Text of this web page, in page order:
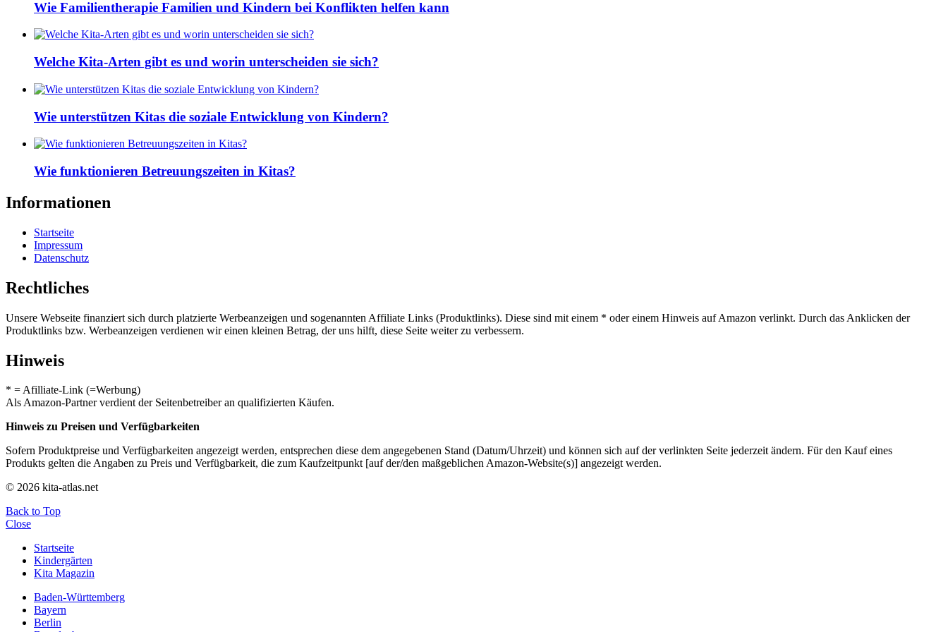
Wie Familientherapie Familien und Kindern bei Konflikten helfen kann
Welche Kita-Arten gibt es und worin unterscheiden sie sich?
Wie unterstützen Kitas die soziale Entwicklung von Kindern?
Wie funktionieren Betreuungszeiten in Kitas?
Informationen
Startseite
Impressum
Datenschutz
Rechtliches
Unsere Webseite finanziert sich durch platzierte Werbeanzeigen und sogenannten Affiliate Links (Produktlinks). Diese sind mit einem * oder einem Hinweis auf Amazon verlinkt. Durch das Anklicken der
Produktlinks bzw. Werbeanzeigen verdienen wir einen kleinen Betrag, der uns hilft, diese Seite weiter zu verbessern.
Hinweis
* = Afilliate-Link (=Werbung)
Als Amazon-Partner verdient der Seitenbetreiber an qualifizierten Käufen.
Hinweis zu Preisen und Verfügbarkeiten
Sofern Produktpreise und Verfügbarkeiten angezeigt werden, entsprechen diese dem angegebenen Stand (Datum/Uhrzeit) und können sich auf der verlinkten Seite jederzeit ändern. Für den Kauf eines
Produkts gelten die Angaben zu Preis und Verfügbarkeit, die zum Kaufzeitpunkt [auf der/den maßgeblichen Amazon-Website(s)] angezeigt werden.
© 2026 kita-atlas.net
Back to Top
Close
Startseite
Kindergärten
Kita Magazin
Baden-Württemberg
Bayern
Berlin